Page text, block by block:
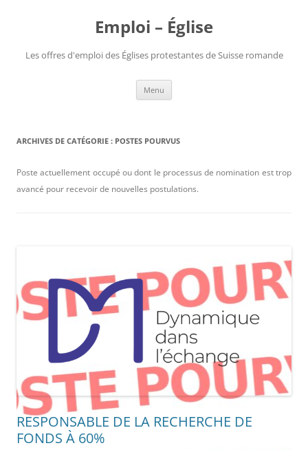
Emploi – Église
Les offres d'emploi des Églises protestantes de Suisse romande
Menu
ARCHIVES DE CATÉGORIE : POSTES POURVUS
Poste actuellement occupé ou dont le processus de nomination est trop
avancé pour recevoir de nouvelles postulations.
RESPONSABLE DE LA RECHERCHE DE
FONDS À 60%